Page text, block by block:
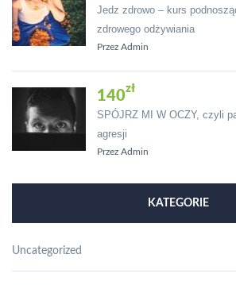
Jedz zdrowo – kurs
zdrowego odżywiania
Przez Admin
140
SPÓJRZ MI W OCZY, czyli
agresji
Przez Admin
KATEGORIE
Uncategorized